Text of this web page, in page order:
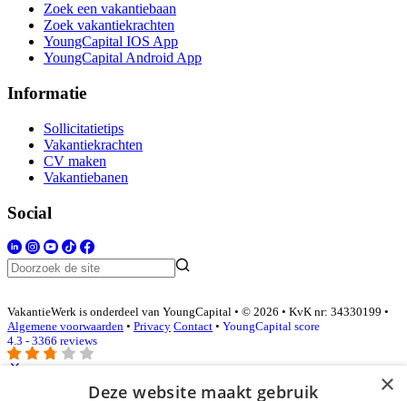
Zoek een vakantiebaan
Zoek vakantiekrachten
YoungCapital IOS App
YoungCapital Android App
Informatie
Sollicitatietips
Vakantiekrachten
CV maken
Vakantiebanen
Social
VakantieWerk is onderdeel van YoungCapital • © 2026 • KvK nr: 34330199 •
Algemene voorwaarden • Privacy Contact • YoungCapital score
4.3 - 3366 reviews
×
Deze website maakt gebruik